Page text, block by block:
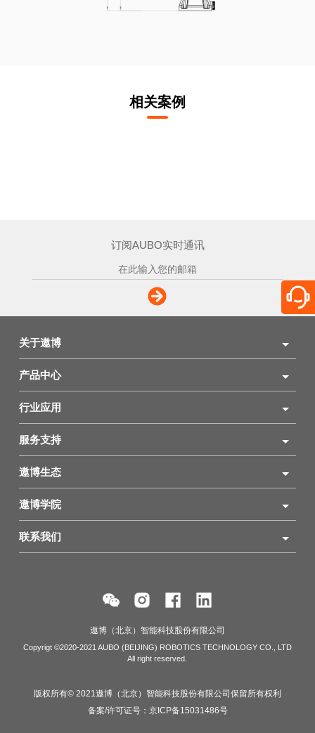
相关案例
订阅AUBO实时通讯
关于遨博
产品中心
行业应用
服务支持
遨博生态
遨博学院
联系我们
遨博（北京）智能科技股份有限公司
Copyrigt ©2020-2021 AUBO (BEIJING) ROBOTICS TECHNOLOGY CO., LTD
All right reserved.
版权所有© 2021遨博（北京）智能科技股份有限公司保留所有权利
备案/许可证号： 京ICP备15031486号